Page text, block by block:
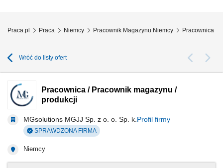
Praca.pl Praca Niemcy Pracownik Magazynu Niemcy Pracownica /
Wróć do listy ofert
Pracownica / Pracownik magazynu /
produkcji
MGsolutions MGJJ Sp. z o. o. Sp. k. Profil firmy
SPRAWDZONA FIRMA
Niemcy